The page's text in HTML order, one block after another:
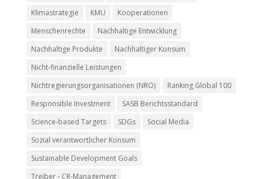
Klimastrategie
KMU
Kooperationen
Menschenrechte
Nachhaltige Entwicklung
Nachhaltige Produkte
Nachhaltiger Konsum
Nicht-finanzielle Leistungen
Nichtregierungsorganisationen (NRO)
Ranking Global 100
Responsible Investment
SASB Berichtsstandard
Science-based Targets
SDGs
Social Media
Sozial verantwortlicher Konsum
Sustainable Development Goals
Treiber - CR-Management